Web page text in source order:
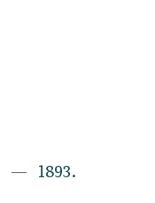
1893.